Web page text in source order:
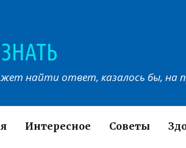
найти ответ, казалось бы, на
Интересное Советы